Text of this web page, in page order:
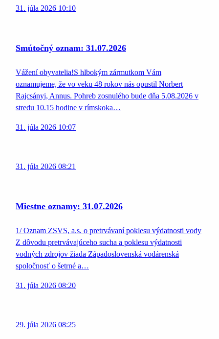
31. júla 2026 10:10
Smútočný oznam: 31.07.2026
Vážení obyvatelia!S hlbokým zármutkom Vám
oznamujeme, že vo veku 48 rokov nás opustil Norbert
Rajcsányi, Annus. Pohreb zosnulého bude dňa 5.08.2026 v
stredu 10.15 hodine v rímskoka…
31. júla 2026 10:07
31. júla 2026 08:21
Miestne oznamy: 31.07.2026
1/ Oznam ZSVS, a.s. o pretrvávaní poklesu výdatnosti vody
Z dôvodu pretrvávajúceho sucha a poklesu výdatnosti
vodných zdrojov žiada Západoslovenská vodárenská
spoločnosť o šetrné a…
31. júla 2026 08:20
29. júla 2026 08:25